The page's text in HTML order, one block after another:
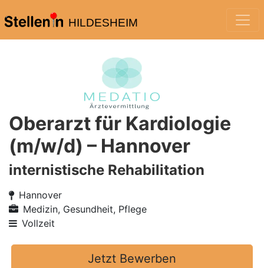
HILDESHEIM
Oberarzt für Kardiologie
(m/w/d) – Hannover
internistische Rehabilitation
Hannover
Medizin, Gesundheit, Pflege
Vollzeit
Jetzt Bewerben